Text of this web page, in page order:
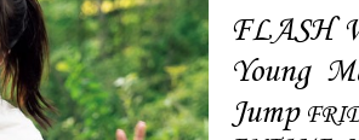
FLASH
Young
Jump